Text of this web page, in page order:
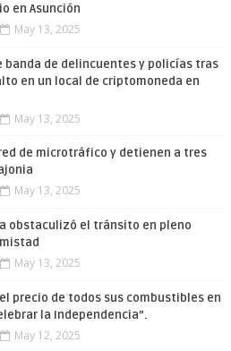
en Asunción
May 13, 2025
banda de delincuentes y policías tras
en un local de criptomoneda en
May 13, 2025
de microtráfico y detienen a tres
May 13, 2025
obstaculizó el tránsito en pleno
May 13, 2025
precio de todos sus combustibles en
la Independencia”.
May 12, 2025